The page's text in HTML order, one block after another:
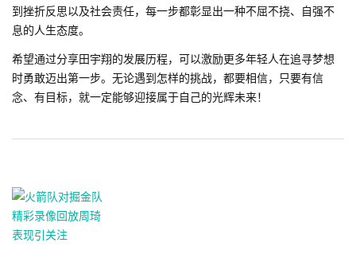
到挫折反思以及社会责任，每一步都彰显出一种不屈不挠、自强不
息的人生态度。
希望通过分享田宇翔的发展历程，可以激励更多年轻人在追寻梦想
时勇敢迈出第一步。无论遇到怎样的挑战，都要相信，只要有信
念、有目标，就一定能够迎接属于自己的光辉未来！